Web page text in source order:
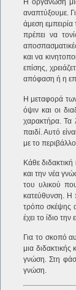
Η οργάνωση
αναπτύξουμε.
άμεση εμπειρία
πρέπει να
και να
επίσης,
απόφαση ή η
Η μεταφορά των
όψιν και οι
χαρακτήρα. Τα
παιδί. Αυτό
με το
Κάθε
και την νέα
του υλικού
κατεύθυνση. Η
τρόπο σκέψης
έχει το ίδιο
Για το σκοπό
μια
γνώση. Στη
γνώση.